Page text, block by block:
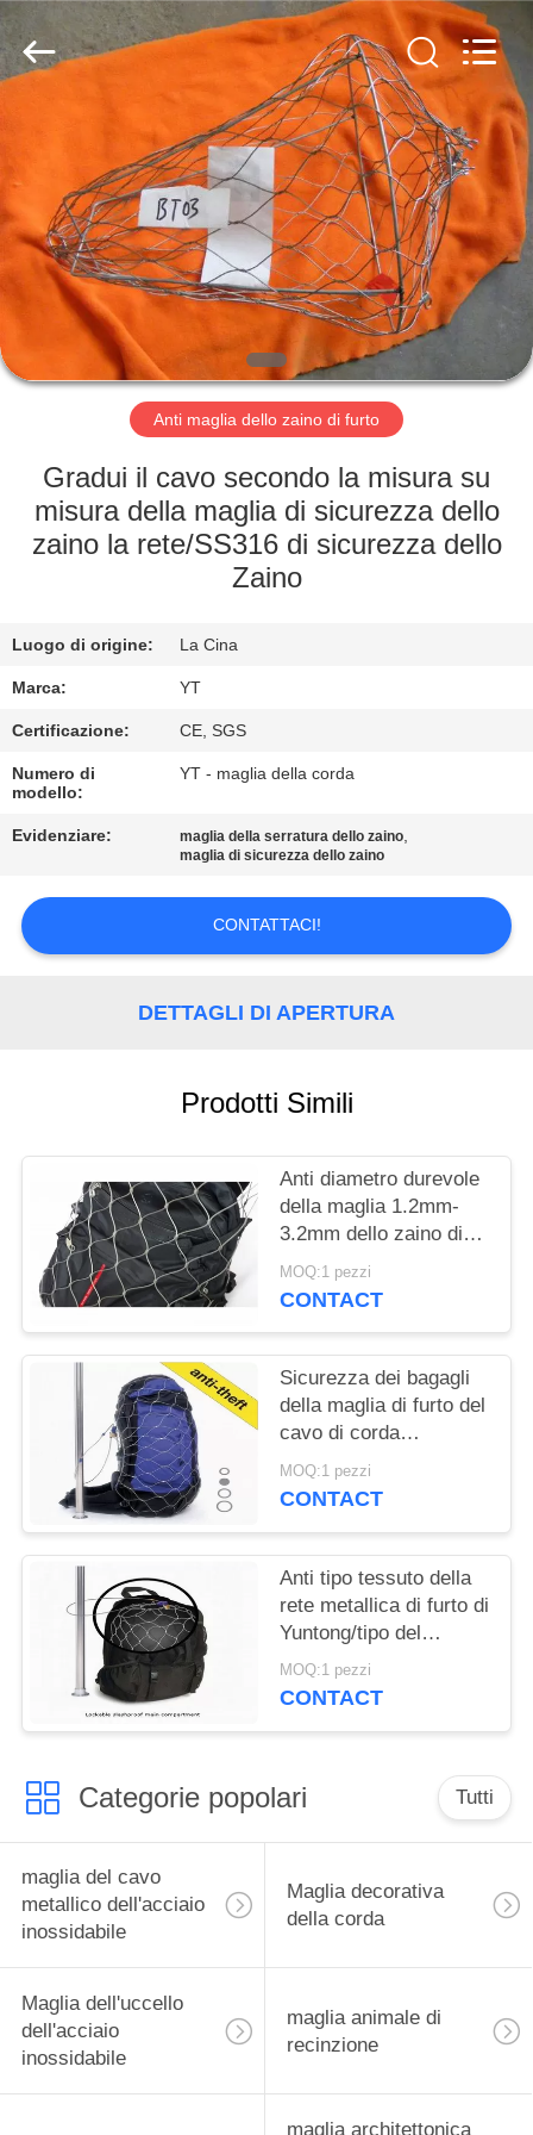
PRODOTTI
CIRCA
NOI
GIRO
FABBRICA
CONTROLLO
CONTATTICI
NOTIZIE
RICHIEDA
CITAZIONE
PRIVACY
POLICY
Yuntong
Metal
Mesh
Co.,
Ltd..
Anti maglia dello zaino di furto
Gradui il cavo secondo la misura su
misura della maglia di sicurezza dello
zaino la rete/SS316 di sicurezza dello
Zaino
Luogo di origine: La Cina
Marca: YT
Certificazione: CE, SGS
Numero di
modello:
YT - maglia della corda
Evidenziare: maglia della serratura dello zaino,
maglia di sicurezza dello zaino
CONTATTACI!
DETTAGLI DI APERTURA
Prodotti Simili
Anti diametro durevole
della maglia 1.2mm-
3.2mm dello zaino di
furto per la borsa della
maglia dell'acciaio
MOQ:1 pezzi
CONTACT
Sicurezza dei bagagli
della maglia di furto del
cavo di corda
dell'acciaio inossidabile
l'anti insacca il
MOQ:1 pezzi
CONTACT
Anti tipo tessuto della
rete metallica di furto di
Yuntong/tipo del
puntale per sicurezza
di viaggio
MOQ:1 pezzi
CONTACT
Categorie popolari Tutti
maglia del cavo
metallico dell'acciaio
inossidabile
Maglia decorativa
della corda
Maglia dell'uccello
dell'acciaio
inossidabile
maglia animale di
recinzione
maglia architettonica